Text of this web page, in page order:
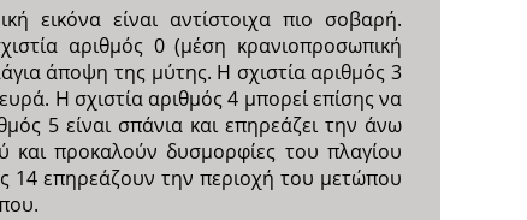
εικόνα είναι αντίστοιχα πιο σοβαρή.
αριθμός 0 (μέση κρανιοπροσωπική
άποψη της μύτης. Η σχιστία αριθμός 3
Η σχιστία αριθμός 4 μπορεί επίσης να
5 είναι σπάνια και επηρεάζει την άνω
και προκαλούν δυσμορφίες του πλαγίου
14 επηρεάζουν την περιοχή του μετώπου